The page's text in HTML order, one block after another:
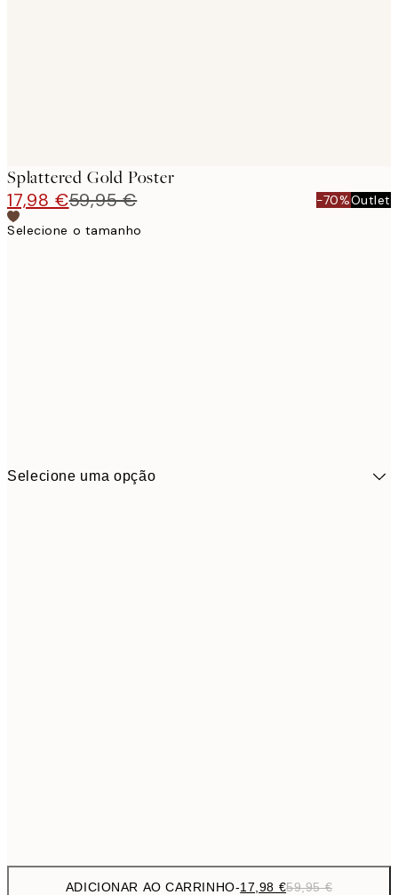
Splattered Gold Poster
17,98 €59,95 € -70%Outlet
Selecione o tamanho
Selecione uma opção
ADICIONAR AO CARRINHO-17,98 €59,95 €